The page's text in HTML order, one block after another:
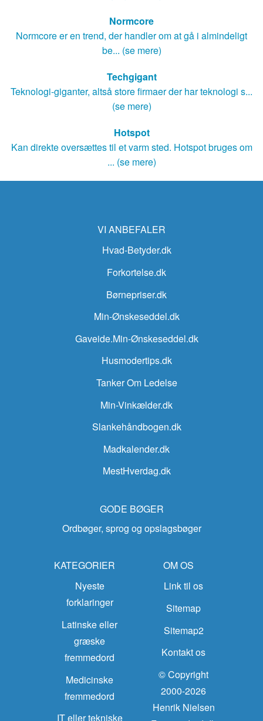
Normcore
Normcore er en trend, der handler om at gå i almindeligt
be... (se mere)
Techgigant
Teknologi-giganter, altså store firmaer der har teknologi s...
(se mere)
Hotspot
Kan direkte oversættes til et varm sted. Hotspot bruges om
... (se mere)
VI ANBEFALER
Hvad-Betyder.dk
Forkortelse.dk
Børnepriser.dk
Min-Ønskeseddel.dk
Gaveide.Min-Ønskeseddel.dk
Husmodertips.dk
Tanker Om Ledelse
Min-Vinkælder.dk
Slankehåndbogen.dk
Madkalender.dk
MestHverdag.dk
GODE BØGER
Ordbøger, sprog og opslagsbøger
KATEGORIER
Nyeste
forklaringer
Latinske eller
græske
fremmedord
Medicinske
fremmedord
IT eller tekniske
OM OS
Link til os
Sitemap
Sitemap2
Kontakt os
© Copyright
2000-2026
Henrik Nielsen